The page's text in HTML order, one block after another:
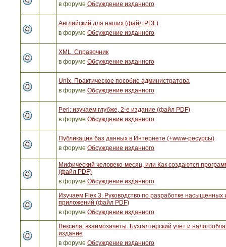
в форуме Обсуждение изданного
Английский для наших (файл PDF)
в форуме Обсуждение изданного
XML. Справочник
в форуме Обсуждение изданного
Unix. Практическое пособие администратора
в форуме Обсуждение изданного
Perl: изучаем глубже, 2-е издание (файл PDF)
в форуме Обсуждение изданного
Публикация баз данных в Интернете (+www-ресурсы)
в форуме Обсуждение изданного
Мифический человеко-месяц, или Как создаются
(файл PDF)
в форуме Обсуждение изданного
Изучаем Flex 3. Руководство по разработке насыщенных
приложений (файл PDF)
в форуме Обсуждение изданного
Векселя, взаимозачеты. Бухгалтерский учет и
издание
в форуме Обсуждение изданного